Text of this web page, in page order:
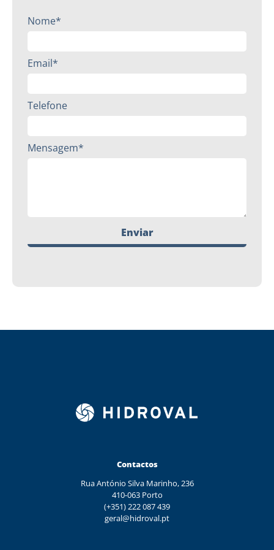
Nome*
Email*
Telefone
Mensagem*
Enviar
Contactos
Rua António Silva Marinho, 236
410-063 Porto
(+351) 222 087 439
geral@hidroval.pt